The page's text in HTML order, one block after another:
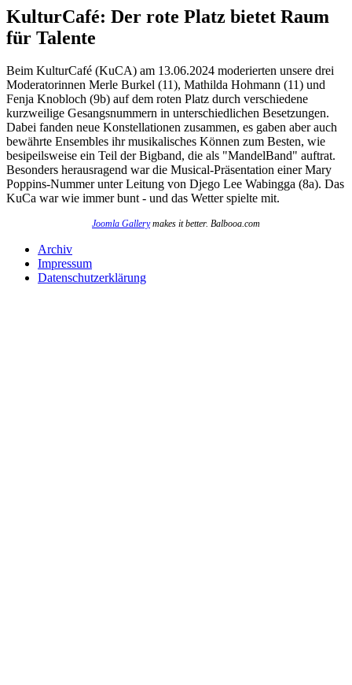
KulturCafé: Der rote Platz bietet Raum
für Talente
Beim KulturCafé (KuCA) am 13.06.2024 moderierten unsere drei
Moderatorinnen Merle Burkel (11), Mathilda Hohmann (11) und
Fenja Knobloch (9b) auf dem roten Platz durch verschiedene
kurzweilige Gesangsnummern in unterschiedlichen Besetzungen.
Dabei fanden neue Konstellationen zusammen, es gaben aber auch
bewährte Ensembles ihr musikalisches Können zum Besten, wie
besipeilsweise ein Teil der Bigband, die als "MandelBand" auftrat.
Besonders herausragend war die Musical-Präsentation einer Mary
Poppins-Nummer unter Leitung von Djego Lee Wabingga (8a). Das
KuCa war wie immer bunt - und das Wetter spielte mit.
Joomla Gallerymakes it better. Balbooa.com
Archiv
Impressum
Datenschutzerklärung